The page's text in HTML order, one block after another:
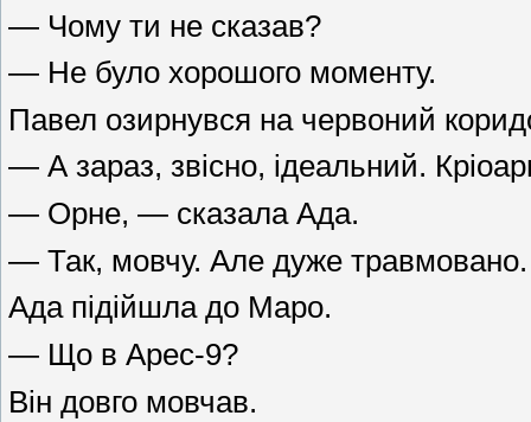
— Чому ти не сказав?
— Не було хорошого моменту.
Павел озирнувся на червоний
— А зараз, звісно, ідеальний.
— Орне, — сказала Ада.
— Так, мовчу. Але дуже травмовано.
Ада підійшла до Маро.
— Що в Арес-9?
Він довго мовчав.